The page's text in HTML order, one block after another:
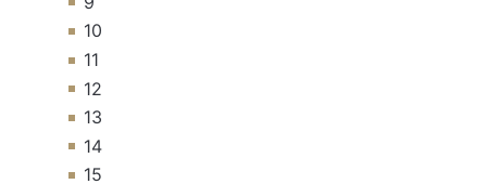
10
11
12
13
14
15